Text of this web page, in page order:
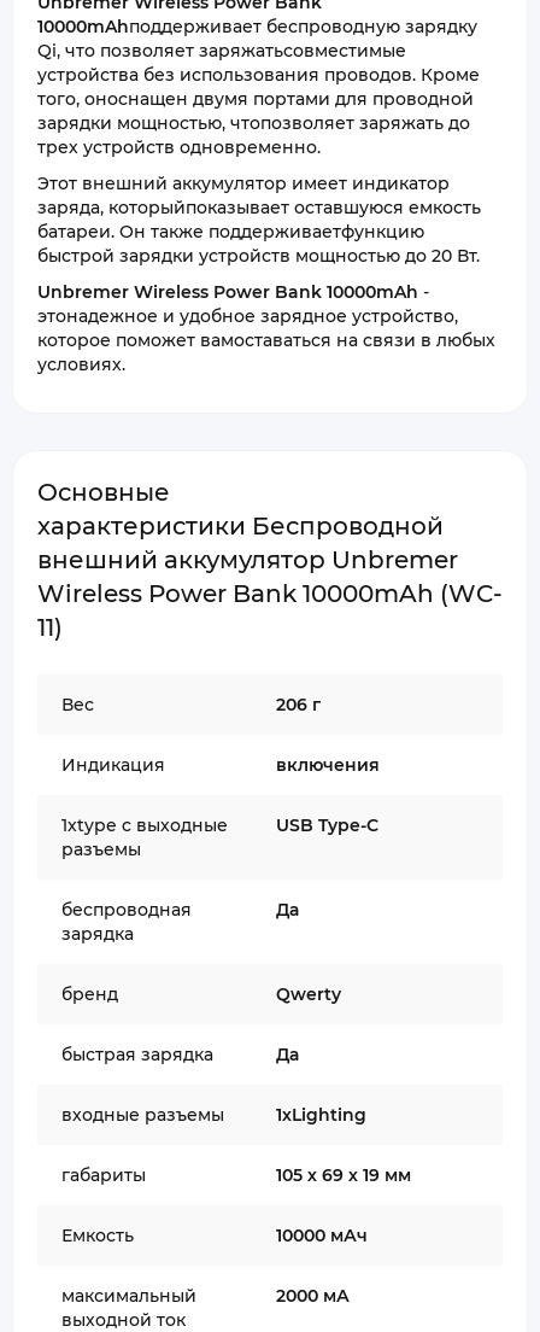
10000mAhподдерживает беспроводную зарядку
Qi, что позволяет заряжатьсовместимые
устройства без использования проводов. Кроме
того, оноснащен двумя портами для проводной
зарядки мощностью, чтопозволяет заряжать до
трех устройств одновременно.
Этот внешний аккумулятор имеет индикатор
заряда, которыйпоказывает оставшуюся емкость
батареи. Он также поддерживаетфункцию
быстрой зарядки устройств мощностью до 20 Вт.
Unbremer Wireless Power Bank 10000mAh -
этонадежное и удобное зарядное устройство,
которое поможет вамоставаться на связи в любых
условиях.
Основные
характеристики Беспроводной
внешний аккумулятор Unbremer
Wireless Power Bank 10000mAh (WC-
11)
Вес 206 г
Индикация включения
1хtype c выходные
разъемы
USB Type-С
беспроводная
зарядка
Да
бренд Qwerty
быстрая зарядка Да
входные разъемы 1хLighting
габариты 105 х 69 х 19 мм
Емкость 10000 мАч
максимальный
выходной ток
2000 мА